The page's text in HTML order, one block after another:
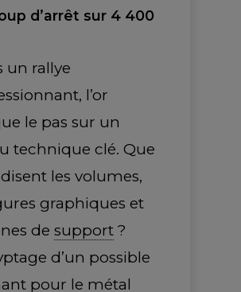
d’arrêt sur 4 400
un rallye
l’or
le pas sur un
technique clé. Que
les volumes,
graphiques et
desupport ?
d’un possible
pour le métal